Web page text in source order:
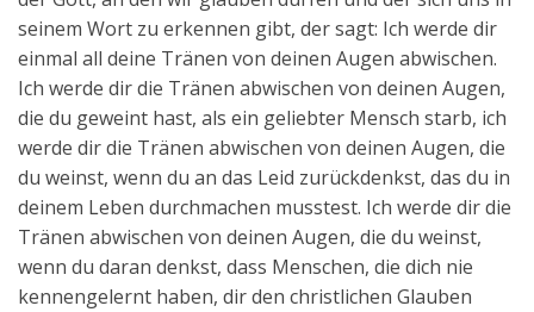
seinem Wort zu erkennen gibt, der sagt: Ich werde dir
einmal all deine Tränen von deinen Augen abwischen.
Ich werde dir die Tränen abwischen von deinen Augen,
die du geweint hast, als ein geliebter Mensch starb, ich
werde dir die Tränen abwischen von deinen Augen, die
du weinst, wenn du an das Leid zurückdenkst, das du in
deinem Leben durchmachen musstest. Ich werde dir die
Tränen abwischen von deinen Augen, die du weinst,
wenn du daran denkst, dass Menschen, die dich nie
kennengelernt haben, dir den christlichen Glauben